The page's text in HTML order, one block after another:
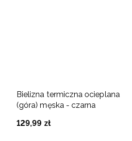
Bielizna termiczna ocieplana
(góra) męska - czarna
129,99 zł